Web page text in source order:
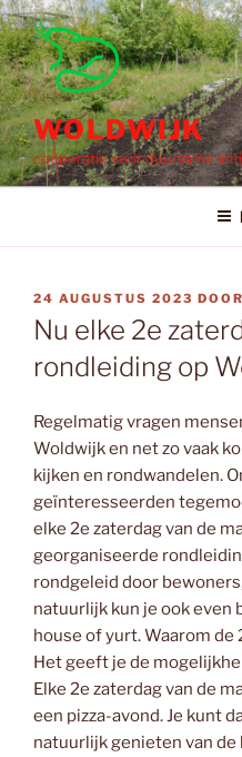
Ga
naar
de
inhoud
WOLDWIJK
coöperatie voor duurzame
GEPLAATST
OP
24 AUGUSTUS 2023 DOOR
Nu elke 2e
rondleiding op
Regelmatig vragen
Woldwijk en net zo vaak
kijken en rondwandelen.
geïnteresseerden
elke 2e zaterdag van de
georganiseerde
rondgeleid door
natuurlijk kun je ook even
house of yurt. Waarom de
Het geeft je de
Elke 2e zaterdag van de
een pizza-avond. Je kunt
natuurlijk genieten van de